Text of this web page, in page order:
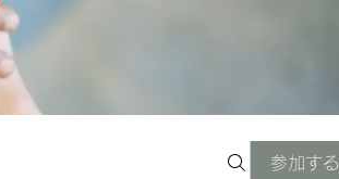
参加する